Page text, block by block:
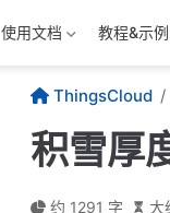
使用文档 教程&示例
ThingsCloud
积雪厚
约 1291 字 大